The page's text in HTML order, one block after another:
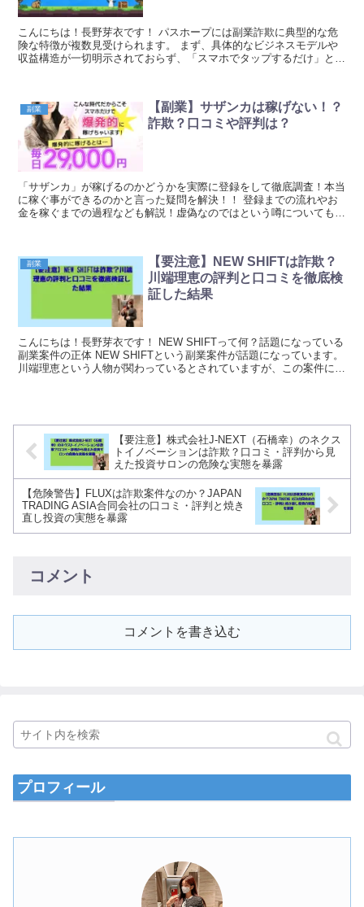
こんにちは！長野芽衣です！ パスホープには副業詐欺に典型的な危
険な特徴が複数見受けられます。 まず、具体的なビジネスモデルや
収益構造が一切明示されておらず、「スマホでタップするだけ」とい
副業
【副業】サザンカは稼げない！？
詐欺？口コミや評判は？
「サザンカ」が稼げるのかどうかを実際に登録をして徹底調査！本当
に稼ぐ事ができるのかと言った疑問を解決！！ 登録までの流れやお
金を稼ぐまでの過程なども解説！虚偽なのではという噂についても徹
副業
【要注意】NEW SHIFTは詐欺？
川端理恵の評判と口コミを徹底検
証した結果
こんにちは！長野芽衣です！ NEW SHIFTって何？話題になっている
副業案件の正体 NEW SHIFTという副業案件が話題になっています。
川端理恵という人物が関わっているとされていますが、この案件につ
【要注意】株式会社J-NEXT（石橋幸）のネクス
トイノベーションは詐欺？口コミ・評判から見
えた投資サロンの危険な実態を暴露
【危険警告】FLUXは詐欺案件なのか？JAPAN
TRADING ASIA合同会社の口コミ・評判と焼き
直し投資の実態を暴露
コメント
コメントを書き込む
プロフィール